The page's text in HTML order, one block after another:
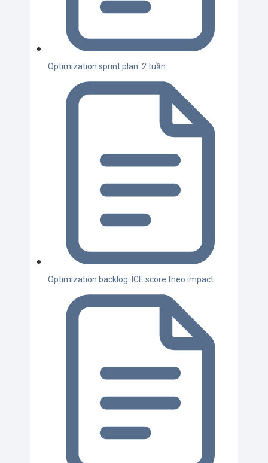
Optimization sprint plan: 2 tuần
Optimization backlog: ICE score theo impact